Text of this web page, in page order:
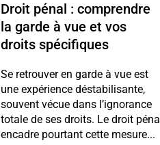
Droit pénal : comprendre
la garde à vue et vos
droits spécifiques
Se retrouver en garde à vue est
une expérience déstabilisante,
souvent vécue dans l’ignorance
totale de ses droits. Le droit pénal
encadre pourtant cette mesure...